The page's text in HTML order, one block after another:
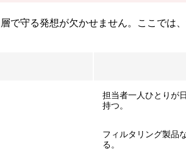
守る発想が欠かせません。ここでは
担当者一人ひとりが
持つ。
フィルタリング製品
る。